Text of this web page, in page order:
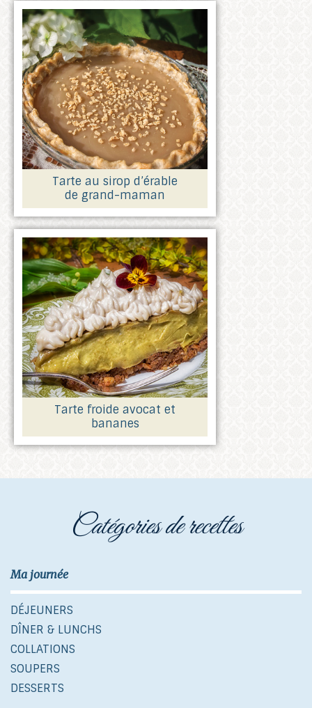
Tarte au sirop d’érable
de grand-maman
Tarte froide avocat et
bananes
catégories de recettes
Ma journée
DÉJEUNERS
DÎNER & LUNCHS
COLLATIONS
SOUPERS
DESSERTS